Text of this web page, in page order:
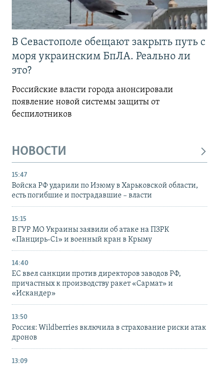
В Севастополе обещают закрыть путь с
моря украинским БпЛА. Реально ли
это?
Российские власти города анонсировали
появление новой системы защиты от
беспилотников
НОВОСТИ
15:47
Войска РФ ударили по Изюму в Харьковской области,
есть погибшие и пострадавшие – власти
15:15
В ГУР МО Украины заявили об атаке на ПЗРК
«Панцирь-С1» и военный кран в Крыму
14:40
ЕС ввел санкции против директоров заводов РФ,
причастных к производству ракет «Сармат» и
«Искандер»
13:50
Россия: Wildberries включила в страхование риски атак
дронов
13:09